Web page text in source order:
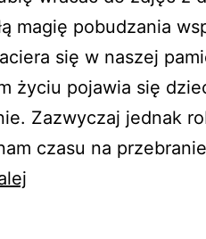
magię pobudzania
się w naszej
życiu pojawia się
Zazwyczaj jednak
czasu na